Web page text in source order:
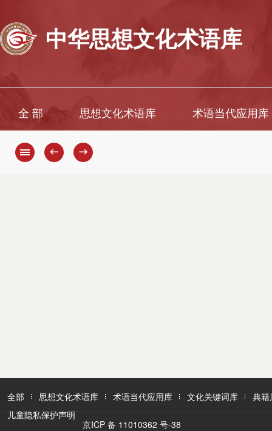
中华思想文化术语库
全 部 思想文化术语库 术语当代应用库
← →
全部 思想文化术语库 术语当代应用库 文化关键词库
典籍
儿童隐私保护声明
京ICP 备 11010362 号-38